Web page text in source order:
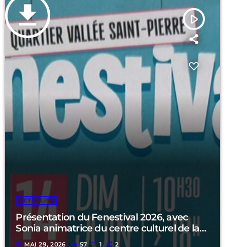
play_arrow
file_download
ACTUALITÉ
Présentation du Fenestival 2026, avec
Sonia animatrice du centre culturel de la
vallée ST Pierre.
today MAI 29, 2026 57 1 2